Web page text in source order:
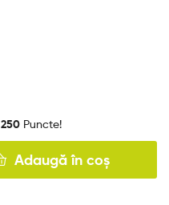
250 Puncte!
Adaugă în coș